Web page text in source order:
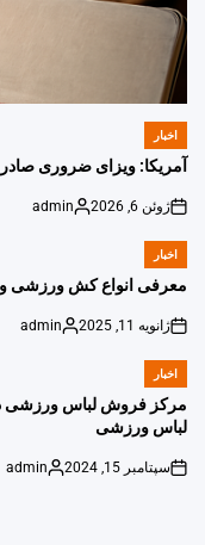
POSTED
IN
اخبار
آمریکا: ویزای ضروری صادر
on
ژوئن 6, 2026
Posted
admin
POSTED
اخبار
معرفی انواع کش ورزشی و
on
ژانویه 11, 2025
Posted
admin
POSTED
اخبار
مرکز فروش لباس ورزشی در
لباس ورزشی
on
سپتامبر 15, 2024
Posted
admin